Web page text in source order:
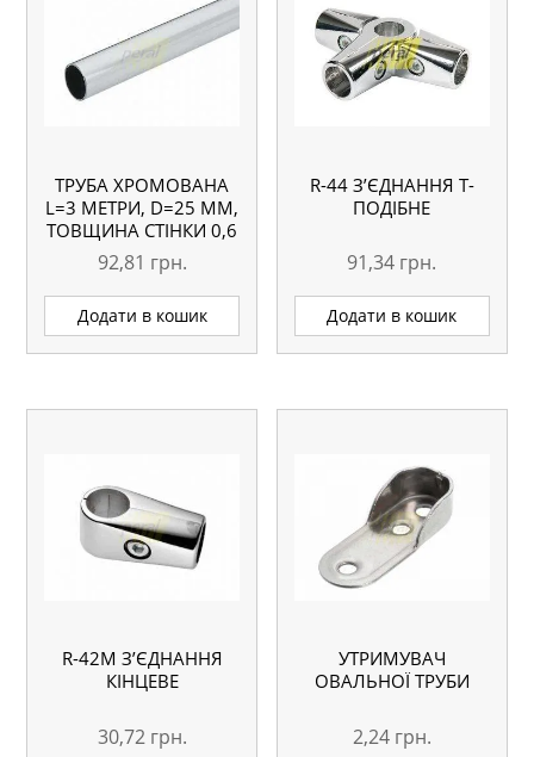
ТРУБА ХРОМОВАНА
L=3 МЕТРИ, D=25 ММ,
ТОВЩИНА СТІНКИ 0,6
ММ
92,81 грн.
Додати в кошик
R-44 З’ЄДНАННЯ Т-
ПОДІБНЕ
91,34 грн.
Додати в кошик
R-42М З’ЄДНАННЯ
КІНЦЕВЕ
30,72 грн.
УТРИМУВАЧ
ОВАЛЬНОЇ ТРУБИ
2,24 грн.